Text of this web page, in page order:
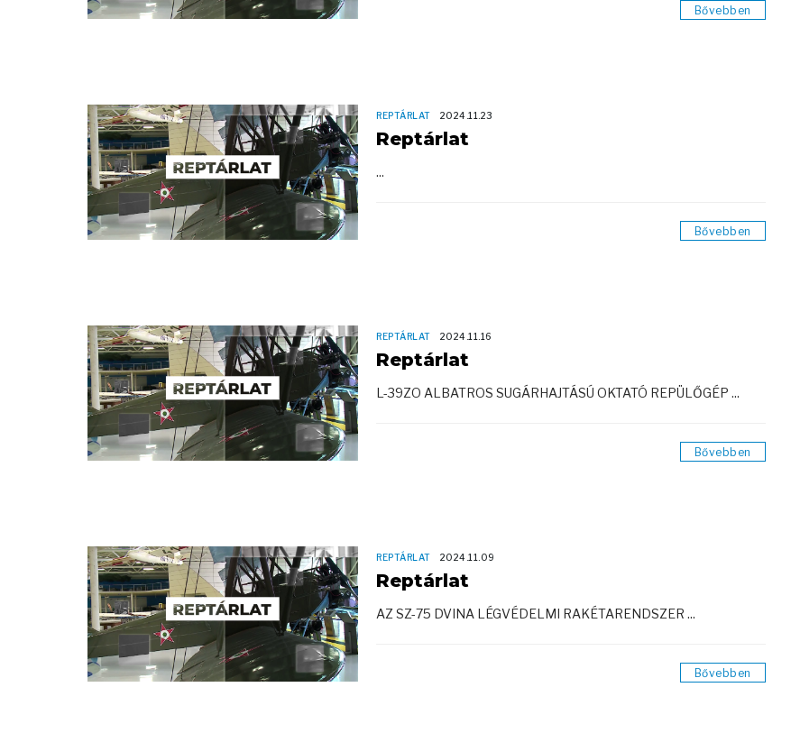
Bővebben
REPTÁRLAT 2024.11.23
Reptárlat
...
Bővebben
REPTÁRLAT 2024.11.16
Reptárlat
L-39ZO ALBATROS SUGÁRHAJTÁSÚ OKTATÓ REPÜLŐGÉP ...
Bővebben
REPTÁRLAT 2024.11.09
Reptárlat
AZ SZ-75 DVINA LÉGVÉDELMI RAKÉTARENDSZER ...
Bővebben